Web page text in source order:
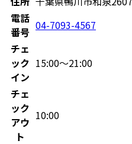
電話
番号 04-7093-4567
チェ
ック
イン
15:00〜21:00
チェ
ック
アウ
ト
10:00